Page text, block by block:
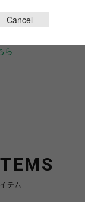
ら
テム
Cancel